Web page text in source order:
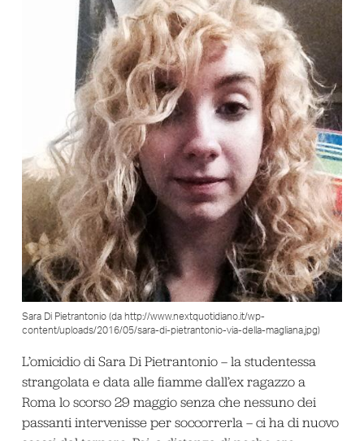
Sara Di Pietrantonio (da http://www.nextquotidiano.it/wp-
content/uploads/2016/05/sara-di-pietrantonio-via-della-magliana.jpg)
L’omicidio di Sara Di Pietrantonio – la studentessa
strangolata e data alle fiamme dall’ex ragazzo a
Roma lo scorso 29 maggio senza che nessuno dei
passanti intervenisse per soccorrerla – ci ha di nuovo